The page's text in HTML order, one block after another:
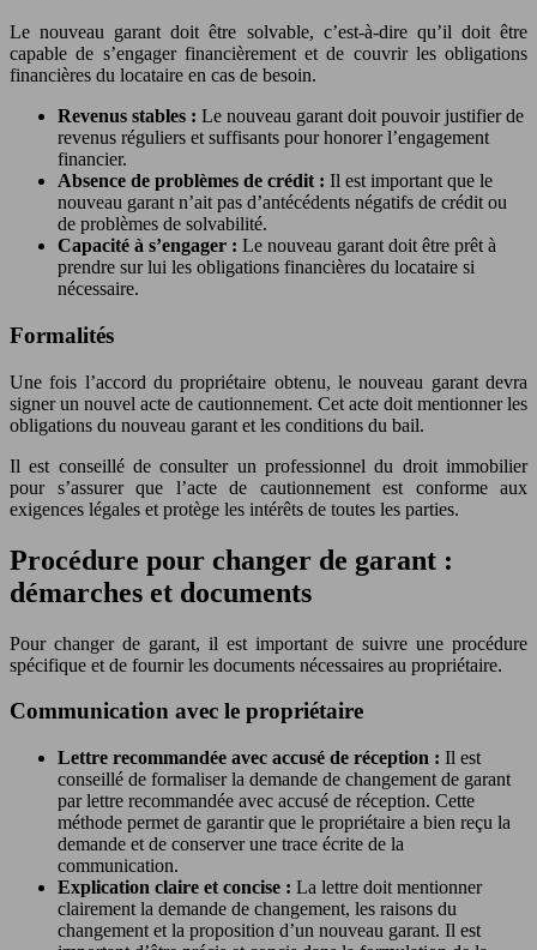
Le nouveau garant doit être solvable, c’est-à-dire qu’il doit être
capable de s’engager financièrement et de couvrir les obligations
financières du locataire en cas de besoin.
Revenus stables : Le nouveau garant doit pouvoir justifier de
revenus réguliers et suffisants pour honorer l’engagement
financier.
Absence de problèmes de crédit : Il est important que le
nouveau garant n’ait pas d’antécédents négatifs de crédit ou
de problèmes de solvabilité.
Capacité à s’engager : Le nouveau garant doit être prêt à
prendre sur lui les obligations financières du locataire si
nécessaire.
Formalités
Une fois l’accord du propriétaire obtenu, le nouveau garant devra
signer un nouvel acte de cautionnement. Cet acte doit mentionner les
obligations du nouveau garant et les conditions du bail.
Il est conseillé de consulter un professionnel du droit immobilier
pour s’assurer que l’acte de cautionnement est conforme aux
exigences légales et protège les intérêts de toutes les parties.
Procédure pour changer de garant :
démarches et documents
Pour changer de garant, il est important de suivre une procédure
spécifique et de fournir les documents nécessaires au propriétaire.
Communication avec le propriétaire
Lettre recommandée avec accusé de réception : Il est
conseillé de formaliser la demande de changement de garant
par lettre recommandée avec accusé de réception. Cette
méthode permet de garantir que le propriétaire a bien reçu la
demande et de conserver une trace écrite de la
communication.
Explication claire et concise : La lettre doit mentionner
clairement la demande de changement, les raisons du
changement et la proposition d’un nouveau garant. Il est